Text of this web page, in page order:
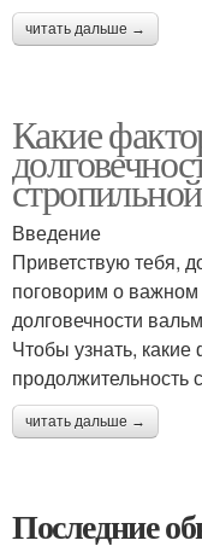
читать дальше →
Какие
Введение
Приветствую тебя,
поговорим о важном
долговечности
Чтобы узнать,
продолжительность
читать дальше →
Последние